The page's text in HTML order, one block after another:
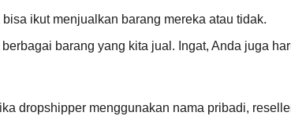
ikut menjualkan barang mereka atau tidak.
barang yang kita jual. Ingat, Anda juga
dropshipper menggunakan nama pribadi,